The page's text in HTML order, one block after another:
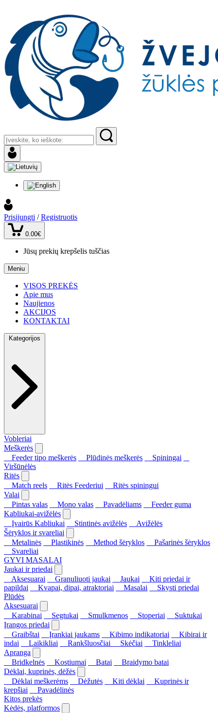
Prisijungti / Registruotis
0.00€
Jūsų prekių krepšelis tuščias
Meniu
VISOS PREKĖS
Apie mus
Naujienos
AKCIJOS
KONTAKTAI
Kategorijos
Vobleriai
Meškerės
Feeder tipo meškerės
Plūdinės meškerės
Spiningai
Viršūnėlės
Ritės
Match reels
Ritės Feederiui
Ritės spiningui
Valai
Pintas valas
Mono valas Pavadėliams
Feeder guma
Kabliukai-avižėlės
Įvairūs Kabliukai
Stintinės avižėlės
Avižėlės
Šėryklos ir svareliai
Metalinės
Plastikinės Method šėryklos
Pašarinės šėryklos
Svareliai
GYVI MASALAI
Jaukai ir priedai
Aksesuarai
Granuliuoti jaukai Jaukai
Kiti priedai ir
papildai
Kvapai, dipai, atraktoriai Masalai
Skysti priedai
Plūdės
Aksesuarai
Karabinai
Segtukai Smulkmenos Stoperiai
Suktukai
Įrangos priedai
Graibštai
Įrankiai jaukams Kibimo indikatoriai
Kibirai ir
indai
Laikikliai Rankšluosčiai Skėčiai
Tinkleliai
Apranga
Bridkelnės
Kostiumai Batai
Braidymo batai
Dėklai, kuprinės, dėžės
Dėklai meškerėms
Dėžutės Kiti dėklai
Kuprinės ir
krepšiai
Pavadėlinės
Kitos prekės
Kėdės, platformos